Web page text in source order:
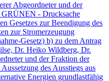
Abgeordneter und der
- Drucksache
Gesetzes zur Beendigung des
zur Stromerzeugung
Gesetz) b) zu dem Antrag
Dr. Heiko Wildberg, Dr.
und der Fraktion der
des Ausstiegs aus
Energien grundlastfähig